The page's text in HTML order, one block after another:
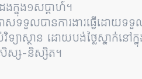
ក្នុង១សប្តាហ៍។
សទទួលបានការងារធ្វើដោយទ
ទ្យាស្ថាន ដោយបង់ថ្លៃស្នាក់នៅ
សិស្ស-និស្សិត។